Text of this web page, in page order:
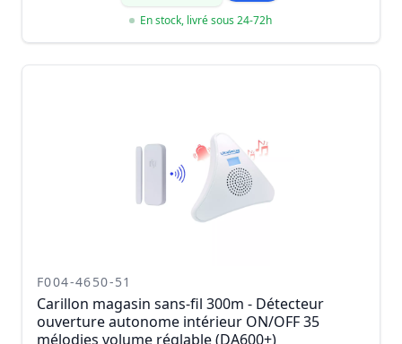
En stock, livré sous 24-72h
F004-4650-51
Carillon magasin sans-fil 300m - Détecteur
ouverture autonome intérieur ON/OFF 35
mélodies volume réglable (DA600+)